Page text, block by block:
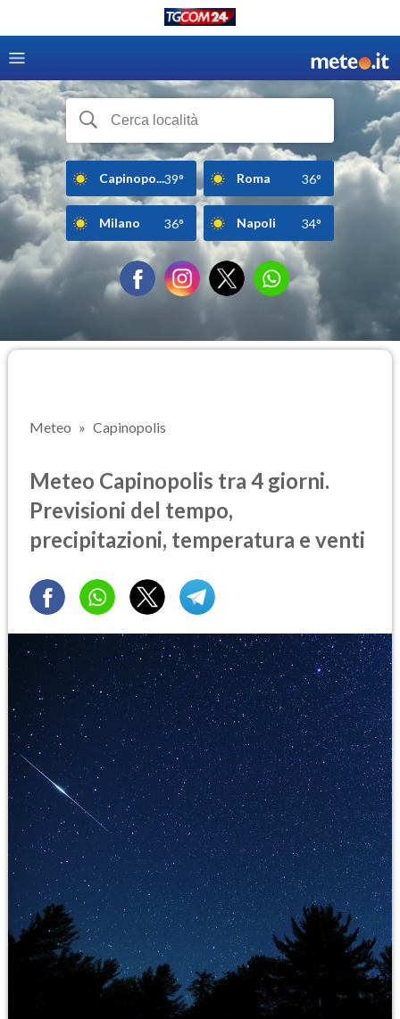
Capinopo...39° Roma 36°
Milano 36° Napoli 34°
Meteo Capinopolis
Meteo Capinopolis tra 4 giorni.
Previsioni del tempo,
precipitazioni, temperatura e venti